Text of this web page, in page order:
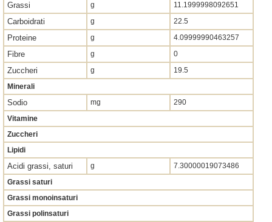
Grassi g 11.1999998092651
Carboidrati g 22.5
Proteine g 4.09999990463257
Fibre g 0
Zuccheri g
19.5
Minerali
Sodio mg
290
Vitamine
Zuccheri
Lipidi
Acidi grassi, saturi g
7.30000019073486
Grassi saturi
Grassi monoinsaturi
Grassi polinsaturi